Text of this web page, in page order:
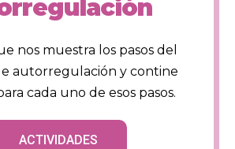
nos muestra los pasos del
autorregulación y contine
cada uno de esos pasos.
ACTIVIDADES